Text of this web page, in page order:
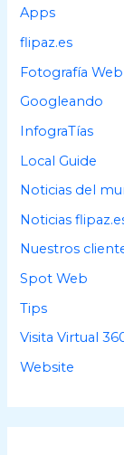
p
Apps
flipaz.es
Fotografía Web
Googleando
InfograTías
Local Guide
Noticias del
Noticias
Nuestros
Spot Web
Tips
Visita Virtual
Website